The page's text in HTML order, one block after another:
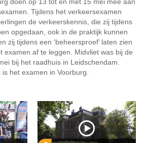
Tijdens het verkeersexamen
de verkeerskennis, die zij tijdens
opgedaan, ook in de praktijk kunnen
zij tijdens een ‘beheersproef’ laten zien
examen af te leggen. Midvliet was bij de
bij het raadhuis in Leidschendam.
het examen in Voorburg.